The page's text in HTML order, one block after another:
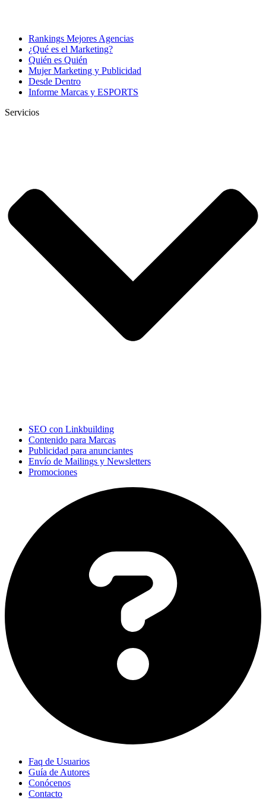
Rankings Mejores Agencias
¿Qué es el Marketing?
Quién es Quién
Mujer Marketing y Publicidad
Desde Dentro
Informe Marcas y ESPORTS
Servicios
SEO con Linkbuilding
Contenido para Marcas
Publicidad para anunciantes
Envío de Mailings y Newsletters
Promociones
Faq de Usuarios
Guía de Autores
Conócenos
Contacto